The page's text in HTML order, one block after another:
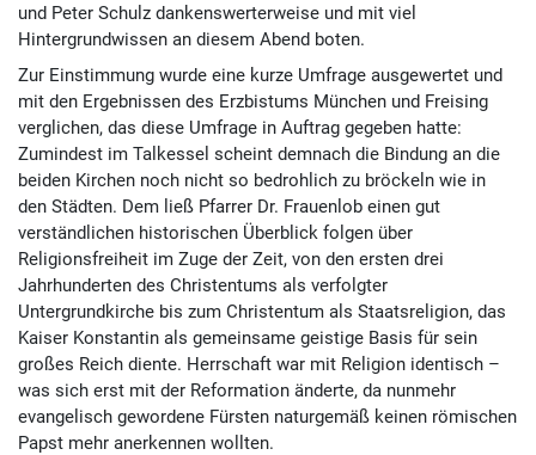
und Peter Schulz dankenswerterweise und mit viel
Hintergrundwissen an diesem Abend boten.
Zur Einstimmung wurde eine kurze Umfrage ausgewertet und
mit den Ergebnissen des Erzbistums München und Freising
verglichen, das diese Umfrage in Auftrag gegeben hatte:
Zumindest im Talkessel scheint demnach die Bindung an die
beiden Kirchen noch nicht so bedrohlich zu bröckeln wie in
den Städten. Dem ließ Pfarrer Dr. Frauenlob einen gut
verständlichen historischen Überblick folgen über
Religionsfreiheit im Zuge der Zeit, von den ersten drei
Jahrhunderten des Christentums als verfolgter
Untergrundkirche bis zum Christentum als Staatsreligion, das
Kaiser Konstantin als gemeinsame geistige Basis für sein
großes Reich diente. Herrschaft war mit Religion identisch –
was sich erst mit der Reformation änderte, da nunmehr
evangelisch gewordene Fürsten naturgemäß keinen römischen
Papst mehr anerkennen wollten.